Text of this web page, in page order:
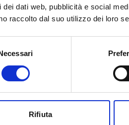
dei dati web, pubblicità e social
raccolto dal suo utilizzo dei loro
Rifiuta
(AssT), mediante i
Multidisciplinare
possono partecipare al
di Capofila:
a livello territoriale;
degli operatori